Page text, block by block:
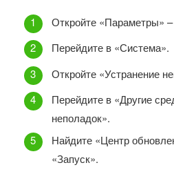
Откройте «Параметры» –
Перейдите в «Система».
Откройте «Устранение
Перейдите в «Другие
неполадок».
Найдите «Центр
«Запуск».